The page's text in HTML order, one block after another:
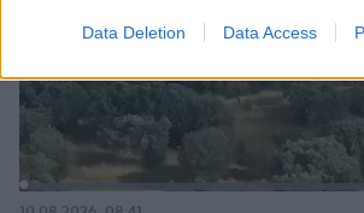
Data Deletion Data Access
Loaded